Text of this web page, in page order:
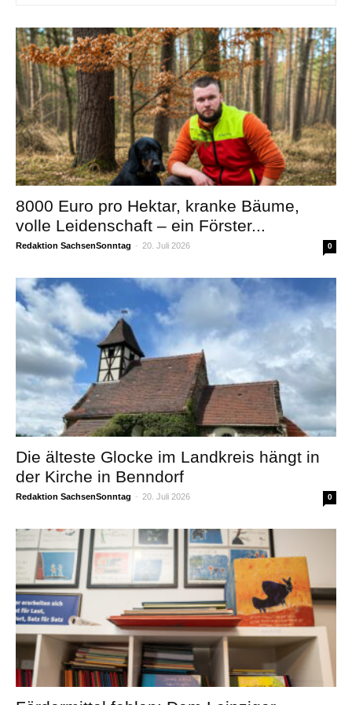
8000 Euro pro Hektar, kranke Bäume,
volle Leidenschaft – ein Förster...
Redaktion SachsenSonntag - 20. Juli 2026 0
Die älteste Glocke im Landkreis hängt in
der Kirche in Benndorf
Redaktion SachsenSonntag - 20. Juli 2026 0